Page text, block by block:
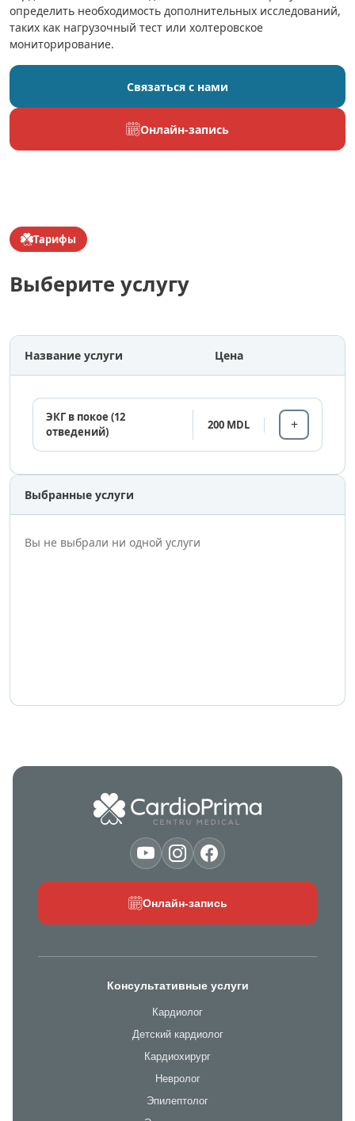
определить необходимость дополнительных исследований,
таких как нагрузочный тест или холтеровское
мониторирование.
Связаться с нами
Онлайн-запись
Тарифы
Выберите услугу
Название услуги Цена
ЭКГ в покое (12
отведений)
200 MDL
Выбранные услуги
Вы не выбрали ни одной услуги
Онлайн-запись
Консультативные услуги
Кардиолог
Детский кардиолог
Кардиохирург
Невролог
Эпилептолог